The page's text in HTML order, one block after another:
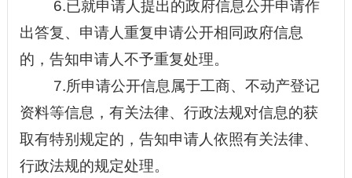
6.已就申请人提出的政府信息公开申请作
出答复、申请人重复申请公开相同政府信息
的，告知申请人不予重复处理。
7.所申请公开信息属于工商、不动产登记
资料等信息，有关法律、行政法规对信息的获
取有特别规定的，告知申请人依照有关法律、
行政法规的规定处理。